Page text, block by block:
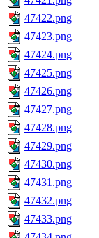
47422.png
47423.png
47424.png
47425.png
47426.png
47427.png
47428.png
47429.png
47430.png
47431.png
47432.png
47433.png